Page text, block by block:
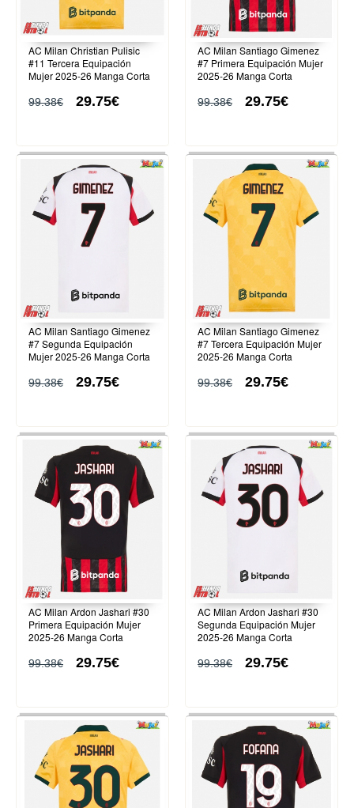
AC Milan Christian Pulisic
#11 Tercera Equipación
Mujer 2025-26 Manga Corta
99.38€ 29.75€
AC Milan Santiago Gimenez
#7 Primera Equipación Mujer
2025-26 Manga Corta
99.38€ 29.75€
AC Milan Santiago Gimenez
#7 Segunda Equipación
Mujer 2025-26 Manga Corta
99.38€ 29.75€
AC Milan Santiago Gimenez
#7 Tercera Equipación Mujer
2025-26 Manga Corta
99.38€ 29.75€
AC Milan Ardon Jashari #30
Primera Equipación Mujer
2025-26 Manga Corta
99.38€ 29.75€
AC Milan Ardon Jashari #30
Segunda Equipación Mujer
2025-26 Manga Corta
99.38€ 29.75€